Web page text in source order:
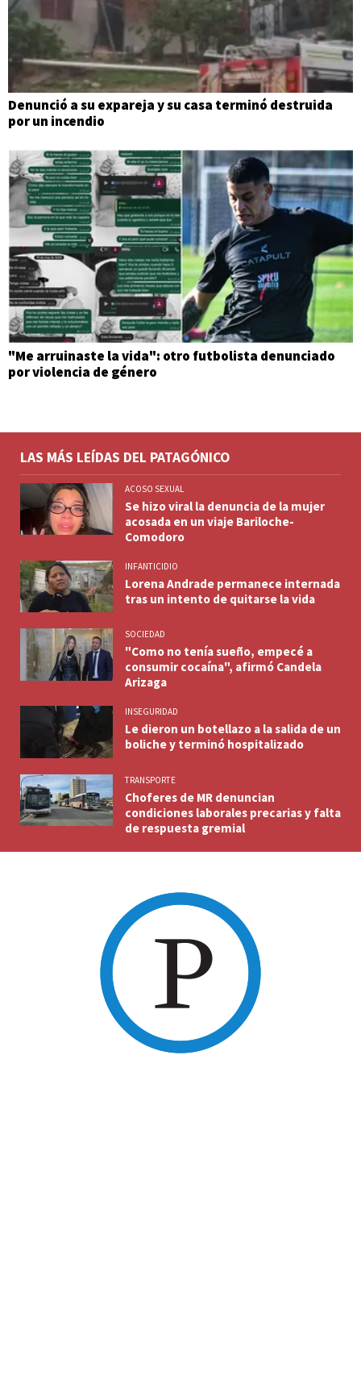
Denunció a su expareja y su casa terminó destruida
por un incendio
"Me arruinaste la vida": otro futbolista denunciado
por violencia de género
LAS MÁS LEÍDAS DEL PATAGÓNICO
ACOSO SEXUAL
Se hizo viral la denuncia de la mujer
acosada en un viaje Bariloche-
Comodoro
INFANTICIDIO
Lorena Andrade permanece internada
tras un intento de quitarse la vida
SOCIEDAD
"Como no tenía sueño, empecé a
consumir cocaína", afirmó Candela
Arizaga
INSEGURIDAD
Le dieron un botellazo a la salida de un
boliche y terminó hospitalizado
TRANSPORTE
Choferes de MR denuncian
condiciones laborales precarias y falta
de respuesta gremial